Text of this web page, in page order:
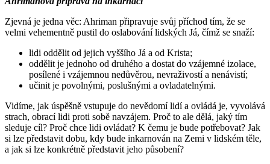
Zjevná je jedna věc: Ahriman připravuje svůj příchod tím, že se
velmi vehementně pustil do oslabování lidských Já, čímž se snaží:
lidi oddělit od jejich vyššího Já a od Krista;
oddělit je jednoho od druhého a dostat do vzájemné izolace,
posílené i vzájemnou nedůvěrou, nevraživostí a nenávistí;
učinit je povolnými, poslušnými a ovladatelnými.
Vidíme, jak úspěšně vstupuje do nevědomí lidí a ovládá je, vyvolává
strach, obrací lidi proti sobě navzájem. Proč to ale dělá, jaký tím
sleduje cíl? Proč chce lidi ovládat? K čemu je bude potřebovat? Jak
si lze představit dobu, kdy bude inkarnován na Zemi v lidském těle,
a jak si lze konkrétně představit jeho působení?